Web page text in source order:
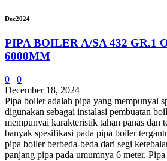
Dec2024
PIPA BOILER A/SA 432 GR.1
6000MM
0
0
December 18, 2024
Pipa boiler adalah pipa yang mempunyai
digunakan sebagai instalasi pembuatan
mempunyai karakteristik tahan panas dan
banyak spesifikasi pada pipa boiler
pipa boiler berbeda-beda dari segi
panjang pipa pada umumnya 6 meter. Pipa